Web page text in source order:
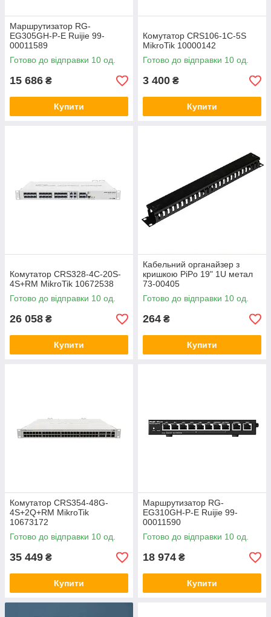
Маршрутизатор RG-
EG305GH-P-E Ruijie 99-
00011589
Готово до відправки 10 од.
15 686 ₴
Купити
Комутатор CRS106-1C-5S
MikroTik 10000142
Готово до відправки 10 од.
3 400 ₴
Купити
Комутатор CRS328-4C-20S-
4S+RM MikroTik 10672538
Готово до відправки 10 од.
26 058 ₴
Купити
Кабельний органайзер з
кришкою PiPo 19" 1U метал
73-00405
Готово до відправки 10 од.
264 ₴
Купити
Комутатор CRS354-48G-
4S+2Q+RM MikroTik
10673172
Готово до відправки 10 од.
35 449 ₴
Купити
Маршрутизатор RG-
EG310GH-P-E Ruijie 99-
00011590
Готово до відправки 10 од.
18 974 ₴
Купити